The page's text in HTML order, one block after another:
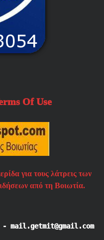
Of Use
για τους λάτρεις των
από τη Βοιωτία.
- mail.getmit@gmail.com